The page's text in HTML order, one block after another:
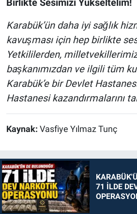
Birlikte Sesimizi Yükseltelim!
Karabük’ün daha iyi sağlık
kavuşması için hep birlikte
Yetkililerden,
başkanımızdan ve ilgili tüm
Karabük’e bir Devlet
Hastanesi kazandırmalarını
Kaynak: Vasfiye Yılmaz Tunç
71 İLDE